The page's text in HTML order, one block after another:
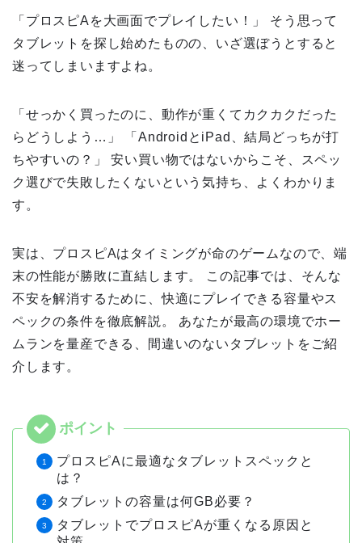
「プロスピAを大画面でプレイしたい！」 そう思って
タブレットを探し始めたものの、いざ選ぼうとすると
迷ってしまいますよね。
「せっかく買ったのに、動作が重くてカクカクだった
らどうしよう…」 「AndroidとiPad、結局どっちが打
ちやすいの？」 安い買い物ではないからこそ、スペッ
ク選びで失敗したくないという気持ち、よくわかりま
す。
実は、プロスピAはタイミングが命のゲームなので、端
末の性能が勝敗に直結します。 この記事では、そんな
不安を解消するために、快適にプレイできる容量やス
ペックの条件を徹底解説。 あなたが最高の環境でホー
ムランを量産できる、間違いのないタブレットをご紹
介します。
プロスピAに最適なタブレットスペックと
は？
タブレットの容量は何GB必要？
タブレットでプロスピAが重くなる原因と